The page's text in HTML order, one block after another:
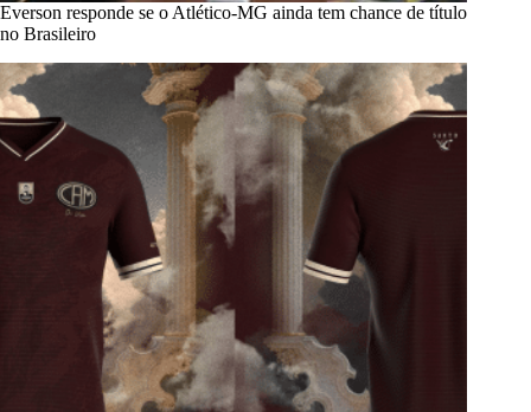
Everson responde se o Atlético-MG ainda tem chance de título
no Brasileiro